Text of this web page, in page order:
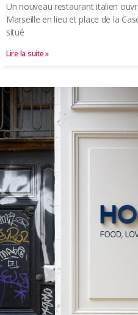
Un nouveau restaurant italien
Marseille en lieu et place de la
situé
Lire la suite »